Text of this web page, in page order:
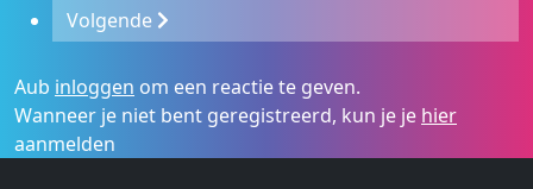
Volgende
Aub inloggen om een reactie te geven.
Wanneer je niet bent geregistreerd, kun je je hier
aanmelden